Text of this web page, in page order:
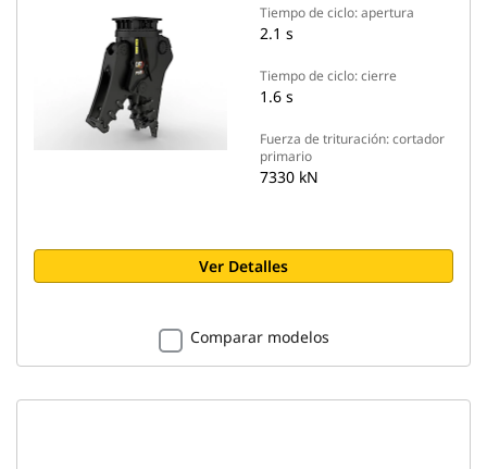
Tiempo de ciclo: apertura
2.1 s
Tiempo de ciclo: cierre
1.6 s
Fuerza de trituración: cortador
primario
7330 kN
Ver Detalles
Comparar modelos